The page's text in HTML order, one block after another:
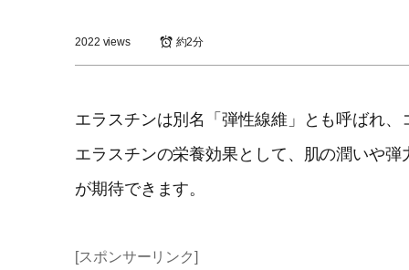
2022 views 約2分
エラスチンは別名「弾性線維」とも呼ばれ
エラスチンの栄養効果として、肌の潤いや
が期待できます。
[スポンサーリンク]